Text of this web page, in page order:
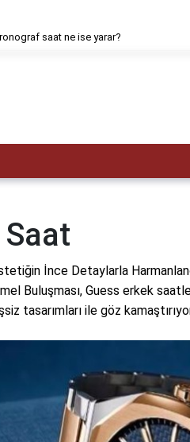
saat ne ise yarar?
İnce Detaylarla
Buluşması, Guess erkek
tasarımları ile göz